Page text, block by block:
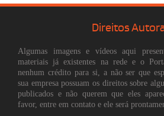
Direitos
Algumas imagens e vídeos aqui
materiais já existentes na rede e o
nenhum crédito para si, a não ser que
sua empresa possuam os direitos sobre
publicados e não querem que eles
favor, entre em contato e ele será